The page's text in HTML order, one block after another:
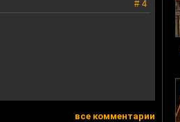
# 4
все комментарии